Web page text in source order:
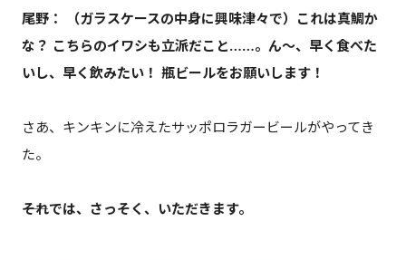
尾野： （ガラスケースの中身に興味津々で）これは真鯛か
な？ こちらのイワシも立派だこと……。ん～、早く食べた
いし、早く飲みたい！ 瓶ビールをお願いします！
さあ、キンキンに冷えたサッポロラガービールがやってき
た。
――それでは、さっそく、いただきます。